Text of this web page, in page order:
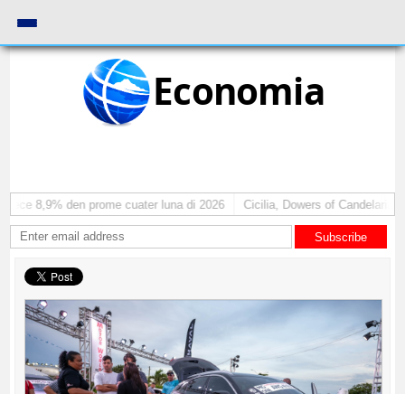
Economia
8,9% den prome cuater luna di 2026 Cicilia, Dowers of Candelaria:
Subscribe